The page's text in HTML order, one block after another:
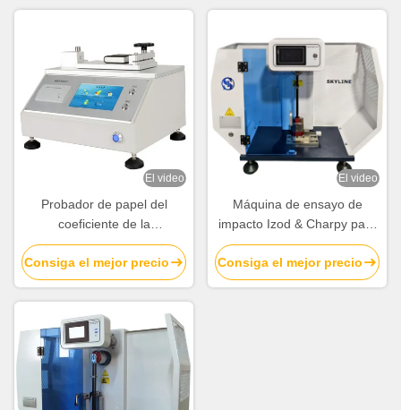
El video
Probador de papel del
coeficiente de la
fricción/probador del
coeficiente de la fricción de
la película para medir la
película plástica
Consiga el mejor precio
El video
Máquina de ensayo de
impacto Izod & Charpy para
materiales no metálicos
Consiga el mejor precio